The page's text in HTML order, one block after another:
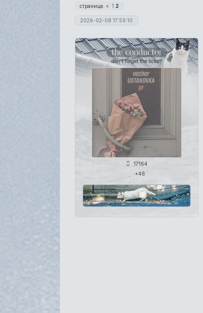
страница: « 1 2
2026-02-08 17:59:10
the conductor
don't forget the ticket!
17164
+46